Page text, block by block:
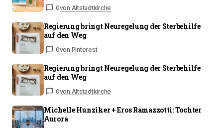
0von Altstadtkirche
Regierung bringt Neuregelung der Sterbehilfe
auf den Weg
0von Pinterest
Regierung bringt Neuregelung der Sterbehilfe
auf den Weg
0von Altstadtkirche
Michelle Hunziker + Eros Ramazzotti: Tochter
Aurora